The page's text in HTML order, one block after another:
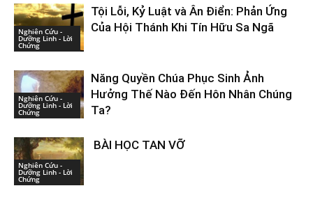
Nghiên Cứu -
Dưỡng Linh - Lời
Chứng
Tội Lỗi, Kỷ Luật và Ân Điển: Phản Ứng
Của Hội Thánh Khi Tín Hữu Sa Ngã
Nghiên Cứu -
Dưỡng Linh - Lời
Chứng
Năng Quyền Chúa Phục Sinh Ảnh
Hưởng Thế Nào Đến Hôn Nhân Chúng
Ta?
Nghiên Cứu -
Dưỡng Linh - Lời
Chứng
BÀI HỌC TAN VỠ